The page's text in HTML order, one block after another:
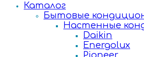
Каталог
Бытовые
Настенные
Daikin
Energolux
Pioneer